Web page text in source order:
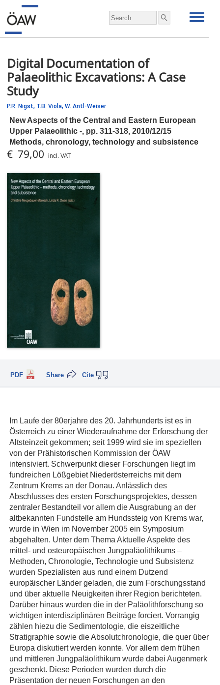
Digital Documentation of
Palaeolithic Excavations: A Case
Study
P.R. Nigst, T.B. Viola, W. Antl-Weiser
New Aspects of the Central and Eastern European
Upper Palaeolithic -, pp. 311-318, 2010/12/15
Methods, chronology, technology and subsistence
€ 79,00 incl. VAT
PDF Cite
Share
Im Laufe der 80erjahre des 20. Jahrhunderts ist es in
Österreich zu einer Wiederaufnahme der Erforschung der
Altsteinzeit gekommen; seit 1999 wird sie im speziellen
von der Prähistorischen Kommission der ÖAW
intensiviert. Schwerpunkt dieser Forschungen liegt im
fundreichen Lößgebiet Niederösterreichs mit dem
Zentrum Krems an der Donau. Anlässlich des
Abschlusses des ersten Forschungsprojektes, dessen
zentraler Bestandteil vor allem die Ausgrabung an der
altbekannten Fundstelle am Hundssteig von Krems war,
wurde in Wien im November 2005 ein Symposium
abgehalten. Unter dem Thema Aktuelle Aspekte des
mittel- und osteuropäischen Jungpaläolithikums –
Methoden, Chronologie, Technologie und Subsistenz
wurden Spezialisten aus rund einem Dutzend
europäischer Länder geladen, die zum Forschungsstand
und über aktuelle Neuigkeiten ihrer Region berichteten.
Darüber hinaus wurden die in der Paläolithforschung so
wichtigen interdisziplinären Beiträge forciert. Vorrangig
zählen hiezu die Sedimentologie, die eiszeitliche
Stratigraphie sowie die Absolutchronologie, die quer über
Europa diskutiert werden konnte. Vor allem dem frühen
und mittleren Jungpaläolithikum wurde dabei Augenmerk
geschenkt. Diese Perioden wurden durch die
Präsentation der neuen Forschungen an den